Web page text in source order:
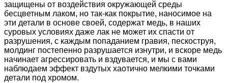
защищены от воздействия окружающей среды
бесцветным лаком, но так-как покрытие, наносимое на
эти детали в основе своей, содержат медь, в наших
суровых условиях даже лак не может их спасти от
разрушения, с каждым попаданием гравия, пескоструя,
молдинг постепенно разрушается изнутри, и вскоре медь
начинает агрессировать и вздувается, и мы с вами
наблюдаем эффект вздутых хаотично мелкими точками
детали под хромом.